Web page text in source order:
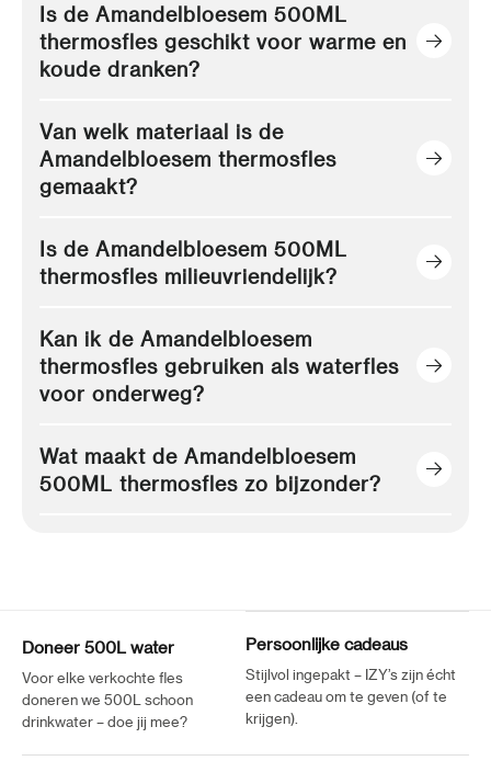
Is de Amandelbloesem 500ML
thermosfles geschikt voor warme en
koude dranken?
Van welk materiaal is de
Amandelbloesem thermosfles
gemaakt?
Is de Amandelbloesem 500ML
thermosfles milieuvriendelijk?
Kan ik de Amandelbloesem
thermosfles gebruiken als waterfles
voor onderweg?
Wat maakt de Amandelbloesem
500ML thermosfles zo bijzonder?
Doneer 500L water
Voor elke verkochte fles
doneren we 500L schoon
drinkwater – doe jij mee?
Persoonlijke cadeaus
Stijlvol ingepakt – IZY’s zijn écht
een cadeau om te geven (of te
krijgen).